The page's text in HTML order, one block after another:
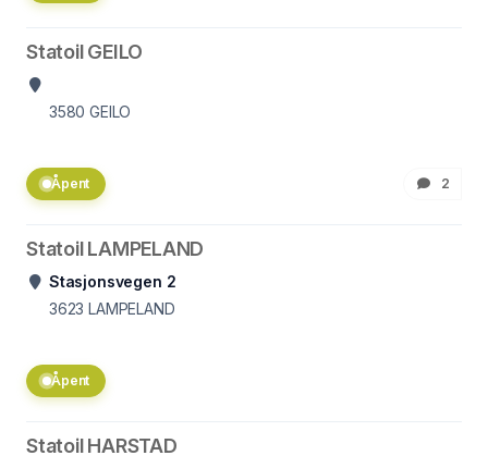
Statoil GEILO
3580 GEILO
Åpent 2
Statoil LAMPELAND
Stasjonsvegen 2
3623 LAMPELAND
Åpent
Statoil HARSTAD